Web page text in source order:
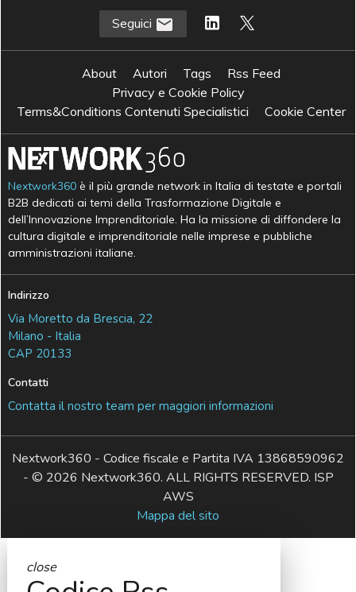
Seguici
About Autori Tags
Rss Feed
Privacy e Cookie Policy
Terms&Conditions Contenuti Specialistici
Cookie Center
Nextwork360 è il più grande network in Italia di testate e portali
B2B dedicati ai temi della Trasformazione Digitale e
dell’Innovazione Imprenditoriale. Ha la missione di diffondere la
cultura digitale e imprenditoriale nelle imprese e pubbliche
amministrazioni italiane.
Indirizzo
Via Moretto da Brescia, 22
Milano - Italia
CAP 20133
Contatti
Contatta il nostro team per maggiori informazioni
Nextwork360 - Codice fiscale e Partita IVA 13868590962
- © 2026 Nextwork360. ALL RIGHTS RESERVED. ISP
AWS
Mappa del sito
close